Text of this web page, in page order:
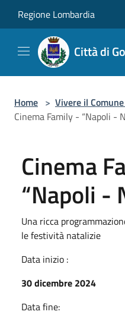
Regione Lombardia
Città di
Home > Vivere il Comune
Cinema Family - “Napoli -
Cinema
“Napoli -
Una ricca
le festività natalizie
Data inizio :
30 dicembre 2024
Data fine: